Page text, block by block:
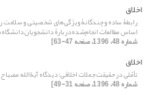
اخلاق
رابطۀ‌ ساده و چندگانۀ‌ ویژگی‌های شخصیتی و سلامت
اساس مطالعات انجام‌شده دربارۀ‌ دانشجویان
شماره 48، 1396، صفحه 47-63]
اخلاق
تأمّلی در حقیقت جملات اخلاقی؛ دیدگاه آیة‏الله
شماره 48، 1396، صفحه 31-49]